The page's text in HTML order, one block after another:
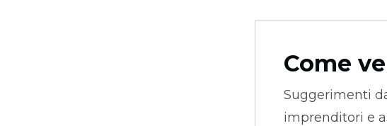
Come
Suggerimenti
imprenditori e